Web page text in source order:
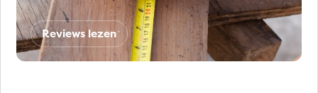
Reviews lezen